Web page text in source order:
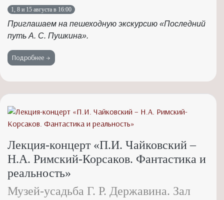
1, 8 и 15 августа в 16:00
Приглашаем на пешеходную экскурсию «Последний
путь А. С. Пушкина».
Подробнее →
Лекция-концерт «П.И. Чайковский –
Н.А. Римский-Корсаков. Фантастика и
реальность»
Музей-усадьба Г. Р. Державина. Зал